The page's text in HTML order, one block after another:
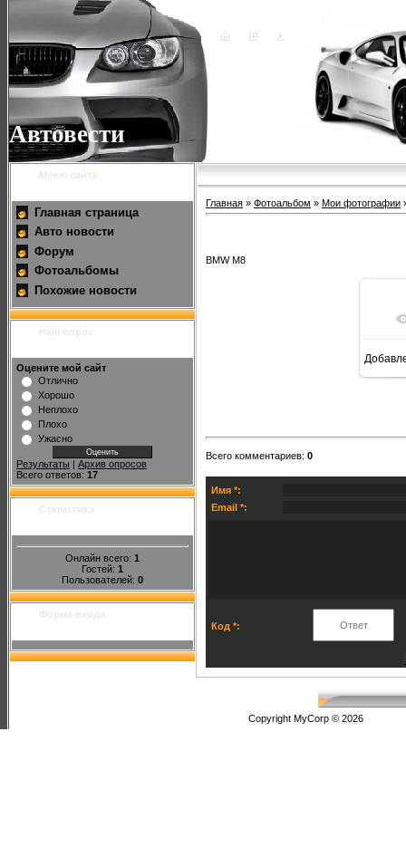
Автовести
Меню сайта
Главная страница
Авто новости
Форум
Фотоальбомы
Похожие новости
Наш опрос
Оцените мой сайт
Отлично
Хорошо
Неплохо
Плохо
Ужасно
Результаты | Архив опросов
Всего ответов: 17
Статистика
Онлайн всего: 1
Гостей: 1
Пользователей: 0
Форма входа
Главная » Фотоальбом » Мои фотографии
BMW M8
Всего комментариев: 0
Имя *:
Email *:
Код *:
Copyright MyCorp © 2026